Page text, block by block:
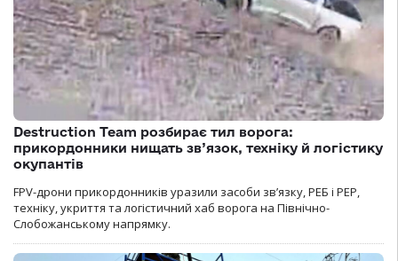
Destruction Team розбирає тил ворога:
прикордонники нищать зв’язок, техніку й логістику
окупантів
FPV-дрони прикордонників уразили засоби зв’язку, РЕБ і РЕР,
техніку, укриття та логістичний хаб ворога на Північно-
Слобожанському напрямку.